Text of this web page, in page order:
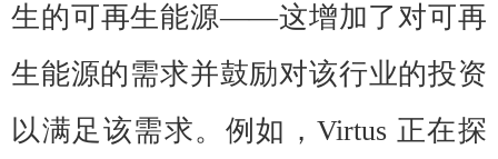
生的可再生能源——这增加了对可再
生能源的需求并鼓励对该行业的投资
以满足该需求。例如，Virtus 正在探